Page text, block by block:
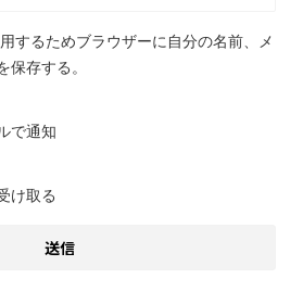
するためブラウザーに自分の名前、メ
保存する。
で通知
け取る